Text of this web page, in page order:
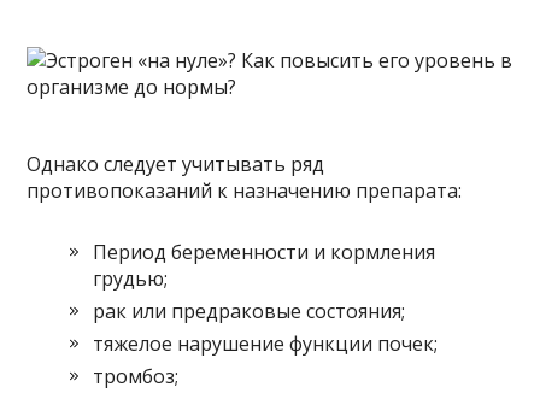
Однако следует учитывать ряд
противопоказаний к назначению препарата:
Период беременности и кормления
грудью;
рак или предраковые состояния;
тяжелое нарушение функции почек;
тромбоз;